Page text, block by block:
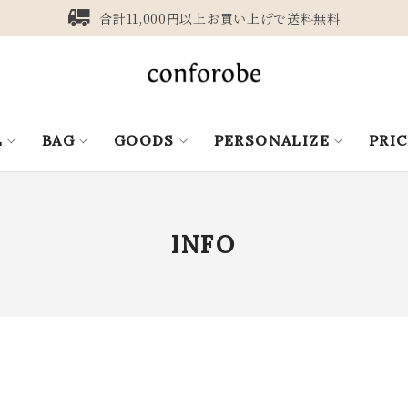
合計11,000円以上お買い上げで送料無料
BAG GOODS PERSONALIZE
INFO